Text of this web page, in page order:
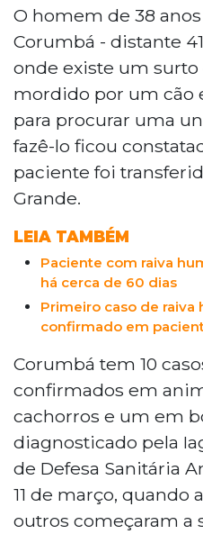
O homem de 38
Corumbá - distante
onde existe um surto
mordido por um cão
para procurar uma
fazê-lo ficou
paciente foi
Grande.
LEIA TAMBÉM
Paciente com raiva
há cerca de 60 dias
Primeiro caso de raiva
confirmado em
Corumbá tem 10
confirmados em
cachorros e um em
diagnosticado pela
de Defesa Sanitária
11 de março,
outros começaram a